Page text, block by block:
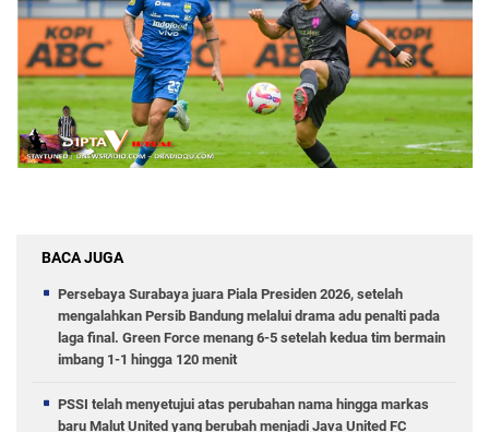
BACA JUGA
Persebaya Surabaya juara Piala Presiden 2026, setelah
mengalahkan Persib Bandung melalui drama adu penalti pada
laga final. Green Force menang 6-5 setelah kedua tim bermain
imbang 1-1 hingga 120 menit
PSSI telah menyetujui atas perubahan nama hingga markas
baru Malut United yang berubah menjadi Java United FC